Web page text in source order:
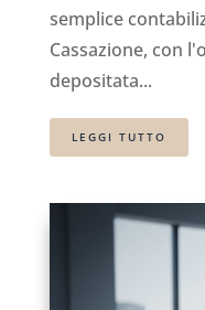
semplice
Cassazione, con
depositata...
LEGGI TUTTO